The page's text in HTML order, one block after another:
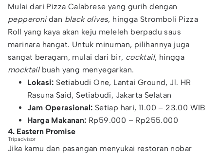
Mulai dari Pizza Calabrese yang gurih dengan
pepperonidan black olives, hingga Stromboli Pizza
Roll yang kaya akan keju meleleh berpadu saus
marinara hangat. Untuk minuman, pilihannya juga
sangat beragam, mulai dari bir, cocktail, hingga
mocktailbuah yang menyegarkan.
Lokasi: Setiabudi One, Lantai Ground, Jl. HR
Rasuna Said, Setiabudi, Jakarta Selatan
Jam Operasional: Setiap hari, 11.00 – 23.00 WIB
Harga Makanan: Rp59.000 – Rp255.000
4. Eastern Promise
Tripadvisor
Jika kamu dan pasangan menyukai restoran nobar